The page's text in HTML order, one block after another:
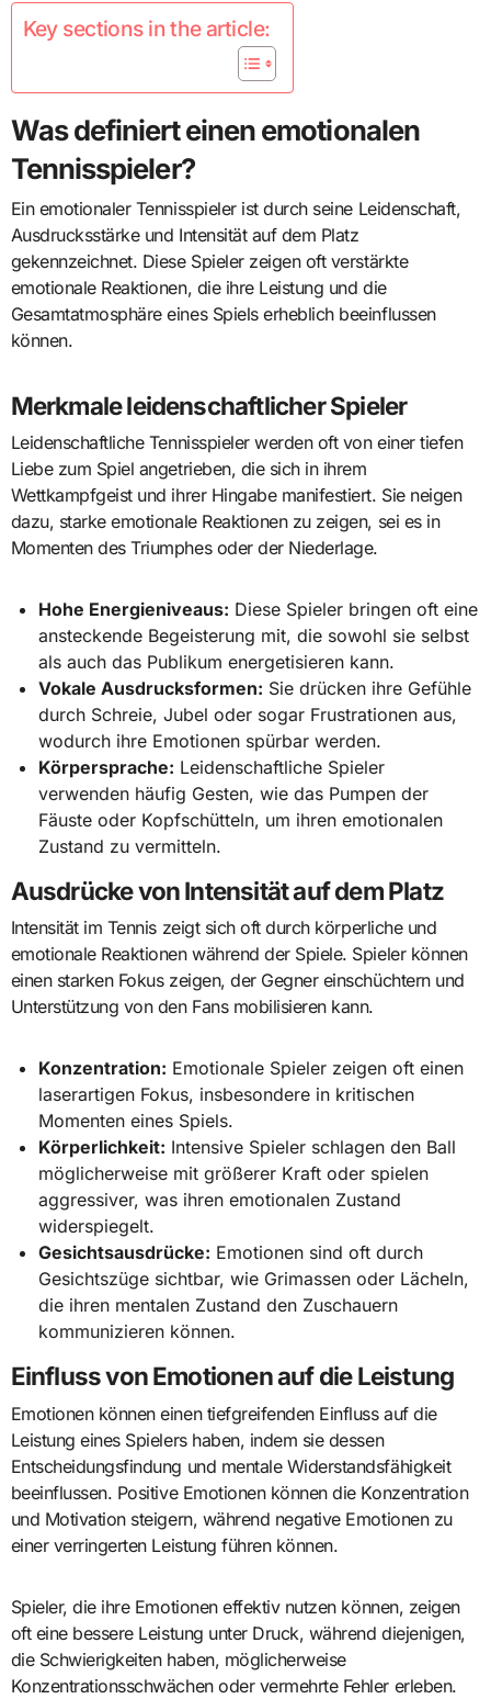
Key sections in the article:
Was definiert einen emotionalen
Tennisspieler?
Ein emotionaler Tennisspieler ist durch seine Leidenschaft,
Ausdrucksstärke und Intensität auf dem Platz
gekennzeichnet. Diese Spieler zeigen oft verstärkte
emotionale Reaktionen, die ihre Leistung und die
Gesamtatmosphäre eines Spiels erheblich beeinflussen
können.
Merkmale leidenschaftlicher Spieler
Leidenschaftliche Tennisspieler werden oft von einer tiefen
Liebe zum Spiel angetrieben, die sich in ihrem
Wettkampfgeist und ihrer Hingabe manifestiert. Sie neigen
dazu, starke emotionale Reaktionen zu zeigen, sei es in
Momenten des Triumphes oder der Niederlage.
Hohe Energieniveaus: Diese Spieler bringen oft eine
ansteckende Begeisterung mit, die sowohl sie selbst
als auch das Publikum energetisieren kann.
Vokale Ausdrucksformen: Sie drücken ihre Gefühle
durch Schreie, Jubel oder sogar Frustrationen aus,
wodurch ihre Emotionen spürbar werden.
Körpersprache: Leidenschaftliche Spieler
verwenden häufig Gesten, wie das Pumpen der
Fäuste oder Kopfschütteln, um ihren emotionalen
Zustand zu vermitteln.
Ausdrücke von Intensität auf dem Platz
Intensität im Tennis zeigt sich oft durch körperliche und
emotionale Reaktionen während der Spiele. Spieler können
einen starken Fokus zeigen, der Gegner einschüchtern und
Unterstützung von den Fans mobilisieren kann.
Konzentration: Emotionale Spieler zeigen oft einen
laserartigen Fokus, insbesondere in kritischen
Momenten eines Spiels.
Körperlichkeit: Intensive Spieler schlagen den Ball
möglicherweise mit größerer Kraft oder spielen
aggressiver, was ihren emotionalen Zustand
widerspiegelt.
Gesichtsausdrücke: Emotionen sind oft durch
Gesichtszüge sichtbar, wie Grimassen oder Lächeln,
die ihren mentalen Zustand den Zuschauern
kommunizieren können.
Einfluss von Emotionen auf die Leistung
Emotionen können einen tiefgreifenden Einfluss auf die
Leistung eines Spielers haben, indem sie dessen
Entscheidungsfindung und mentale Widerstandsfähigkeit
beeinflussen. Positive Emotionen können die Konzentration
und Motivation steigern, während negative Emotionen zu
einer verringerten Leistung führen können.
Spieler, die ihre Emotionen effektiv nutzen können, zeigen
oft eine bessere Leistung unter Druck, während diejenigen,
die Schwierigkeiten haben, möglicherweise
Konzentrationsschwächen oder vermehrte Fehler erleben.